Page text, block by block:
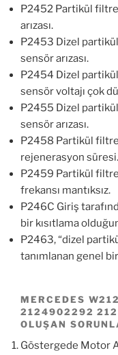
P2452 Partikül
arızası.
P2453 Dizel
sensör arızası.
P2454 Dizel
sensör voltajı çok
P2455 Dizel
sensör arızası.
P2458 Partikül
rejenerasyon süresi.
P2459 Partikül
frekansı mantıksız.
P246C Giriş
bir kısıtlama
P2463, “dizel
tanımlanan genel
MERCEDES
2124902292
OLUŞAN
Göstergede Motor